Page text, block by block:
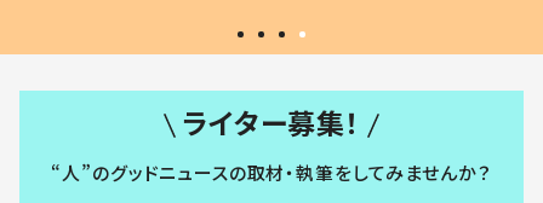
ライター募集！
“人”のグッドニュースの取材・執筆をしてみませんか？